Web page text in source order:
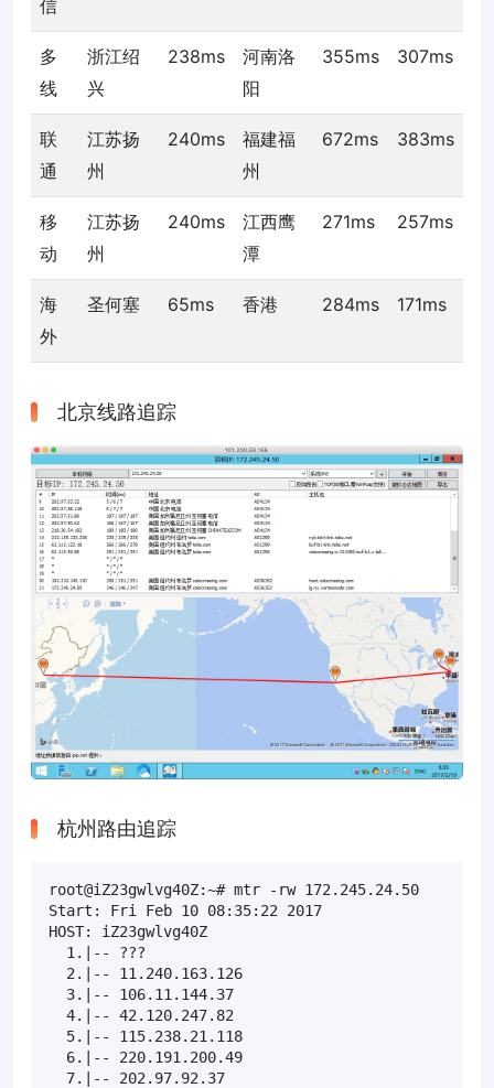
信
多
线
浙江绍
兴
238ms
河南洛
阳
355ms 307ms
联
通
江苏扬
州
240ms
福建福
州
672ms 383ms
移
动
江苏扬
州
240ms
江西鹰
潭
271ms 257ms
海
外
圣何塞 65ms 香港 284ms 171ms
北京线路追踪
杭州路由追踪
root@iZ23gwlvg40Z:~# mtr -rw 172.245.24.50
Start: Fri Feb 10 08:35:22 2017
HOST: iZ23gwlvg40Z
1.|-- ???
2.|-- 11.240.163.126
3.|-- 106.11.144.37
4.|-- 42.120.247.82
5.|-- 115.238.21.118
6.|-- 220.191.200.49
7.|-- 202.97.92.37